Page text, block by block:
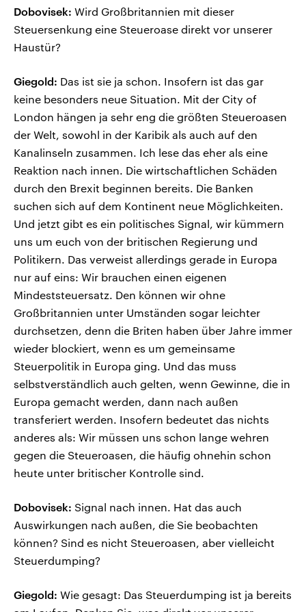
Dobovisek: Wird Großbritannien mit dieser
Steuersenkung eine Steueroase direkt vor unserer
Haustür?
Giegold: Das ist sie ja schon. Insofern ist das gar
keine besonders neue Situation. Mit der City of
London hängen ja sehr eng die größten Steueroasen
der Welt, sowohl in der Karibik als auch auf den
Kanalinseln zusammen. Ich lese das eher als eine
Reaktion nach innen. Die wirtschaftlichen Schäden
durch den Brexit beginnen bereits. Die Banken
suchen sich auf dem Kontinent neue Möglichkeiten.
Und jetzt gibt es ein politisches Signal, wir kümmern
uns um euch von der britischen Regierung und
Politikern. Das verweist allerdings gerade in Europa
nur auf eins: Wir brauchen einen eigenen
Mindeststeuersatz. Den können wir ohne
Großbritannien unter Umständen sogar leichter
durchsetzen, denn die Briten haben über Jahre immer
wieder blockiert, wenn es um gemeinsame
Steuerpolitik in Europa ging. Und das muss
selbstverständlich auch gelten, wenn Gewinne, die in
Europa gemacht werden, dann nach außen
transferiert werden. Insofern bedeutet das nichts
anderes als: Wir müssen uns schon lange wehren
gegen die Steueroasen, die häufig ohnehin schon
heute unter britischer Kontrolle sind.
Dobovisek: Signal nach innen. Hat das auch
Auswirkungen nach außen, die Sie beobachten
können? Sind es nicht Steueroasen, aber vielleicht
Steuerdumping?
Giegold: Wie gesagt: Das Steuerdumping ist ja bereits